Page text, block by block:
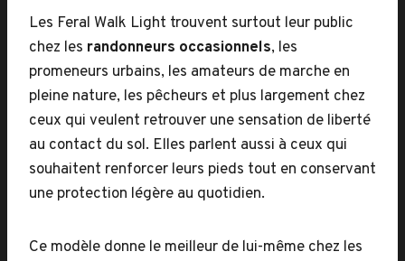
Les Feral Walk Light trouvent surtout leur public
chez les randonneurs occasionnels, les
promeneurs urbains, les amateurs de marche en
pleine nature, les pêcheurs et plus largement chez
ceux qui veulent retrouver une sensation de liberté
au contact du sol. Elles parlent aussi à ceux qui
souhaitent renforcer leurs pieds tout en conservant
une protection légère au quotidien.
Ce modèle donne le meilleur de lui-même chez les